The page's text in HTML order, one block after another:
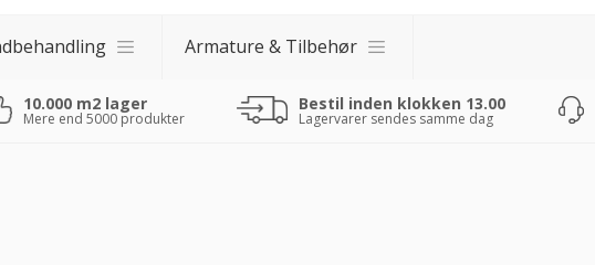
Armature & Tilbehør
10.000 m2 lager
Mere end 5000 produkter
Bestil inden klokken 13.00
Lagervarer sendes samme dag